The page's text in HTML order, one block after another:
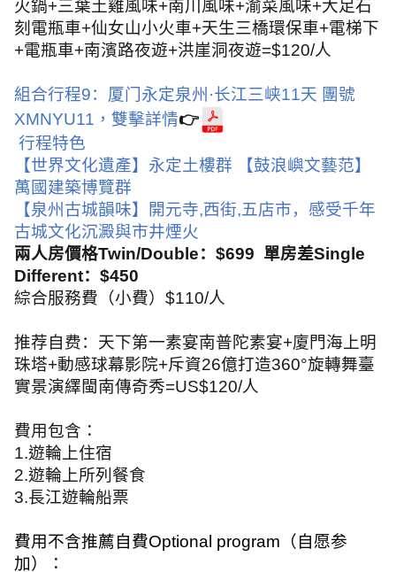
火鍋+三葉土雞風味+南川風味+渝菜風味+大足石
刻電瓶車+仙女山小火車+天生三橋環保車+電梯下
+電瓶車+南濱路夜遊+洪崖洞夜遊=$120/人
組合行程9：厦门永定泉州 ·长江三峡11天 團號
XMNYU11 ， 雙擊詳情👉
行程特色
【世界文化遺產】永定土樓群
【鼓浪嶼文藝范】
萬國建築博覽群
【泉州古城韻味】開元寺,西街,五店市，感受千年
古城文化沉澱與市井煙火
兩人房價格Twin/Double： $699 單房差Single
Different： $450
綜合服務費（小費） $110/人
推荐自费：天下第一素宴南普陀素宴+廈門海上明
珠塔+動感球幕影院+斥資26億打造360°旋轉舞臺
實景演繹閩南傳奇秀=US$120/人
費用包含：
1.遊輪上住宿
2.遊輪上所列餐食
3.長江遊輪船票
費用不含推薦自費Optional program （自愿参
加）：